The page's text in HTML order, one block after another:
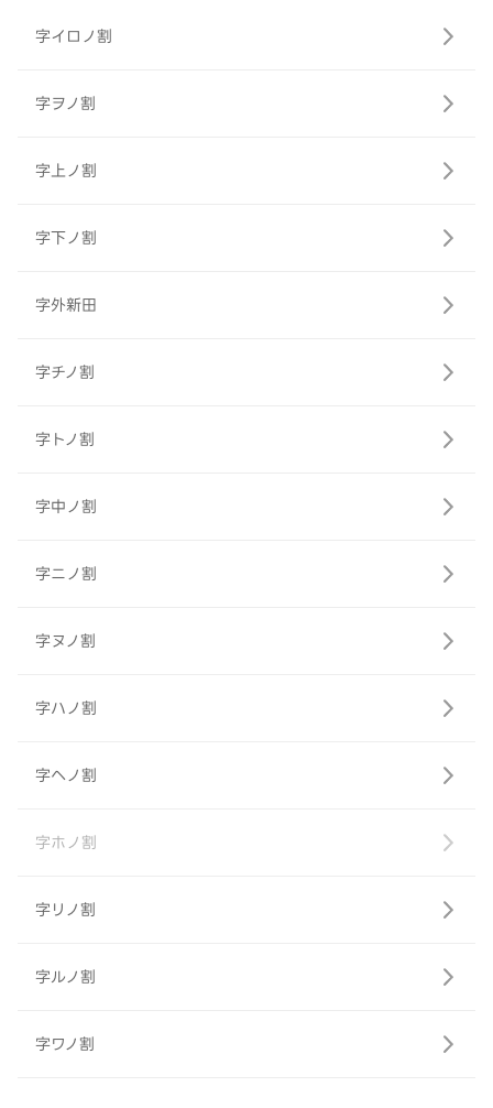
字イロノ割
字ヲノ割
字上ノ割
字下ノ割
字外新田
字チノ割
字トノ割
字中ノ割
字ニノ割
字ヌノ割
字ハノ割
字ヘノ割
字ホノ割
字リノ割
字ルノ割
字ワノ割